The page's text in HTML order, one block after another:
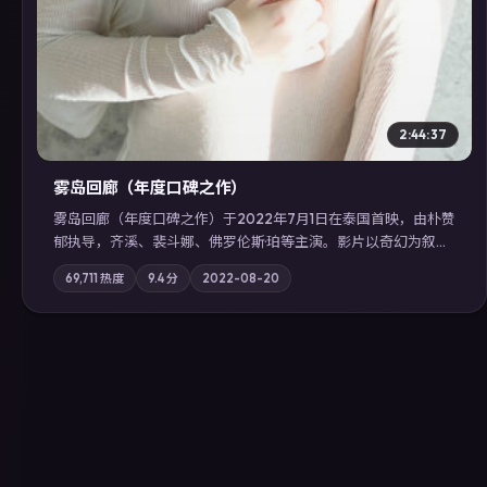
2:44:37
雾岛回廊（年度口碑之作）
雾岛回廊（年度口碑之作）于2022年7月1日在泰国首映，由朴赞
郁执导，齐溪、裴斗娜、佛罗伦斯·珀等主演。影片以奇幻为叙事
主轴，边境小镇的平静被一封匿名信彻底打破；摄影与配乐强化
地域气质；站内亦可通过「国产免费观看高清电视剧在线看」延
展检索同类型高分佳作，畅享高清在线追剧体验。
69,711 热度 9.4分 2022-08-20